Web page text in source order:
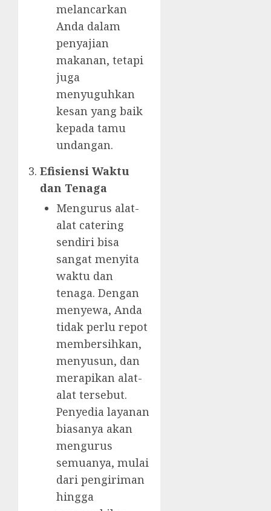
melancarkan
Anda dalam
penyajian
makanan, tetapi
juga
menyuguhkan
kesan yang baik
kepada tamu
undangan.
Efisiensi Waktu
dan Tenaga
Mengurus alat-
alat catering
sendiri bisa
sangat menyita
waktu dan
tenaga. Dengan
menyewa, Anda
tidak perlu repot
membersihkan,
menyusun, dan
merapikan alat-
alat tersebut.
Penyedia layanan
biasanya akan
mengurus
semuanya, mulai
dari pengiriman
hingga